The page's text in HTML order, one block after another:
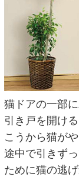
猫ドアの一部
引き戸を開け
こうから猫が
途中で引きず
ために猫の逃